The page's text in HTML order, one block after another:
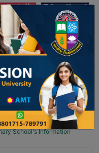
ভর্তি প্রফেশনাল অনার্স
বিশ্ববিদ্যালয় ২০২৫-২৬ শিক্ষাবর্ষে
Division List
School in মোড়লগঞ্জ
School's Information